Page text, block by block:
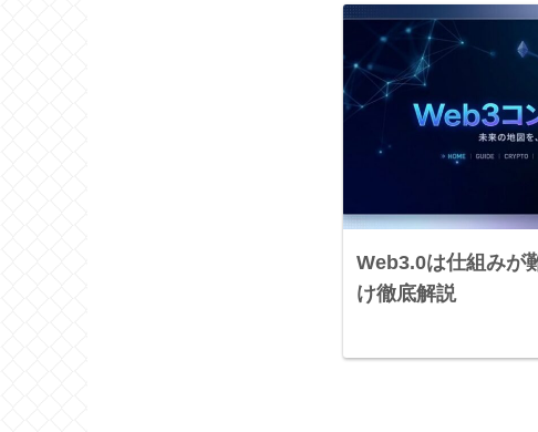
Web3.0は仕組みが
け徹底解説